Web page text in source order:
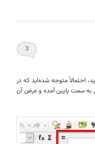
3
باشید، احتمالاً متوجه شده‌اید که در
به سمت پایین آمده و عرض آن